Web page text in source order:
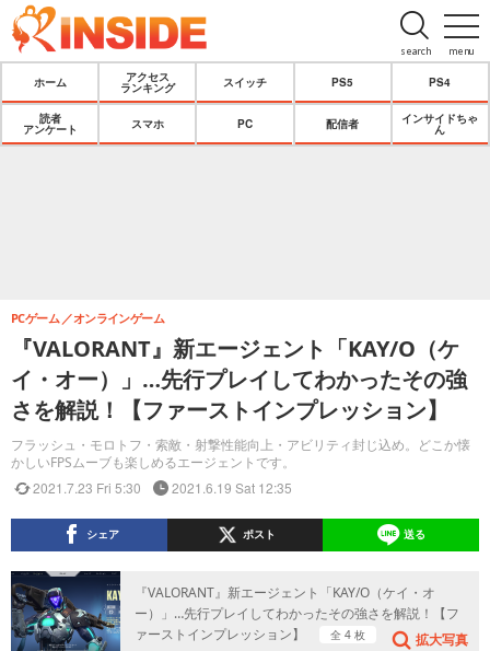
menu
search
ホーム
アクセス
ランキング
スイッチ PS5 PS4
読者
アンケート
スマホ PC 配信者
インサイドちゃ
ん
『VALORANT』新エージェント「KAY/O（ケ
イ・オー）」…先行プレイしてわかったその強
さを解説！【ファーストインプレッション】
フラッシュ・モロトフ・索敵・射撃性能向上・アビリティ封じ込め。どこか懐
かしいFPSムーブも楽しめるエージェントです。
PCゲーム オンラインゲーム
2021.7.23 Fri 5:30 2021.6.19 Sat 12:35
シェア ポスト 送る
『VALORANT』新エージェント「KAY/O（ケイ・オ
ー）」…先行プレイしてわかったその強さを解説！【フ
ァーストインプレッション】
全 4 枚 拡大写真